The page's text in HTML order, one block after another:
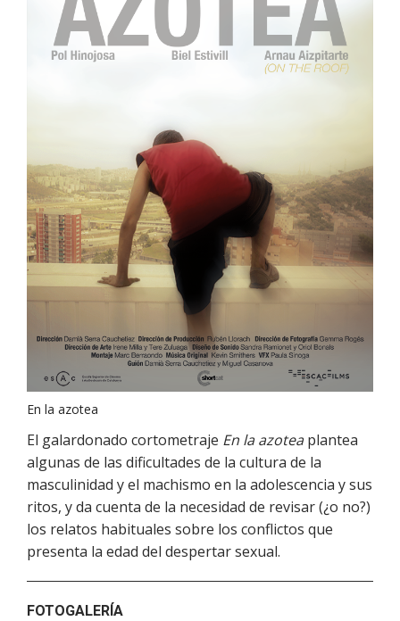
En la azotea
El galardonado cortometraje En la azoteaplantea
algunas de las dificultades de la cultura de la
masculinidad y el machismo en la adolescencia y sus
ritos, y da cuenta de la necesidad de revisar (¿o no?)
los relatos habituales sobre los conflictos que
presenta la edad del despertar sexual.
FOTOGALERÍA